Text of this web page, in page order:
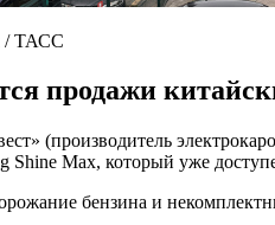
/ ТАСС
продажи
(производитель
Shine Max, который уже